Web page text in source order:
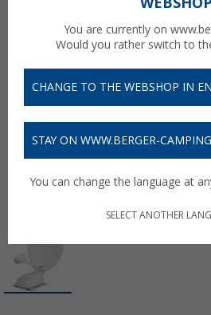
You are currently on
Would you rather switch to
CHANGE TO THE WEBSHOP IN
STAY ON WWW.BERGER-
You can change the language at
SELECT ANOTHER